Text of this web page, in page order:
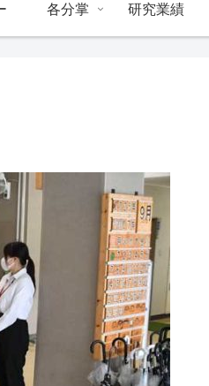
各分掌 研究業績